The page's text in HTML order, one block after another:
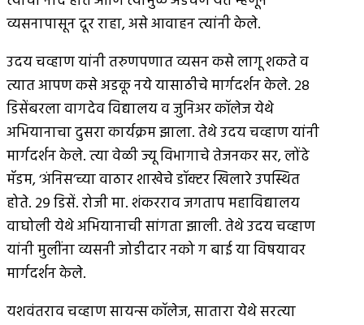
व्यसनापासून दूर राहा, असे आवाहन त्यांनी केले.
उदय चव्हाण यांनी तरुणपणात व्यसन कसे लागू शकते व
त्यात आपण कसे अडकू नये यासाठीचे मार्गदर्शन केले. २८
डिसेंबरला वागदेव विद्यालय व जुनिअर कॉलेज येथे
अभियानाचा दुसरा कार्यक्रम झाला. तेथे उदय चव्हाण यांनी
मार्गदर्शन केले. त्या वेळी ज्यू विभागाचे तेजनकर सर, लोंढे
मॅडम, ‘अंनिस’च्या वाठार शाखेचे डॉक्टर खिलारे उपस्थित
होते. २९ डिसें. रोजी मा. शंकरराव जगताप महाविद्यालय
वाघोली येथे अभियानाची सांगता झाली. तेथे उदय चव्हाण
यांनी मुलींना व्यसनी जोडीदार नको ग बाई या विषयावर
मार्गदर्शन केले.
यशवंतराव चव्हाण सायन्स कॉलेज, सातारा येथे सरत्या